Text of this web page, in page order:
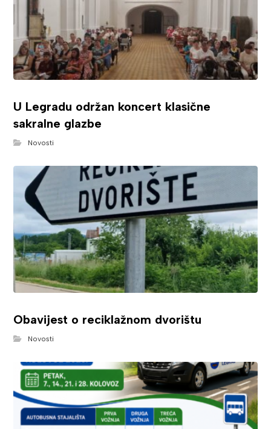
U Legradu održan koncert klasične
sakralne glazbe
Novosti
Obavijest o reciklažnom dvorištu
Novosti